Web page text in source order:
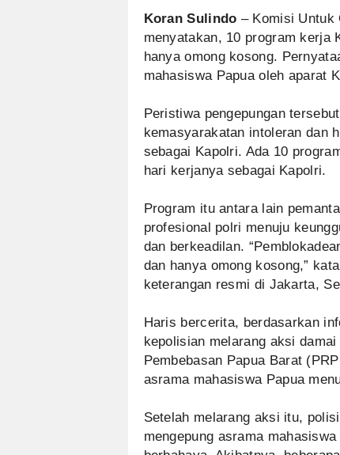
Koran Sulindo – Komisi Untuk
menyatakan, 10 program kerja
hanya omong kosong.
mahasiswa Papua oleh aparat
Peristiwa pengepungan
kemasyarakatan intoleran dan
sebagai Kapolri. Ada 10
hari kerjanya sebagai Kapolri.
Program itu antara lain
profesional polri menuju
dan berkeadilan.
dan hanya omong kosong,”
keterangan resmi di Jakarta,
Haris bercerita, berdasarkan
kepolisian melarang aksi
Pembebasan Papua Barat
asrama mahasiswa Papua
Setelah melarang aksi itu,
mengepung asrama